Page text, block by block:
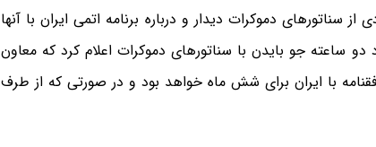
سناتورهای دموکرات دیدار و درباره برنامه اتمی ایران با آنها
ساعته جو بایدن با سناتورهای دموکرات اعلام کرد که معاون
با ایران برای شش ماه خواهد بود و در صورتی که از طرف